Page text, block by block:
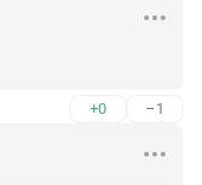
+0 –1